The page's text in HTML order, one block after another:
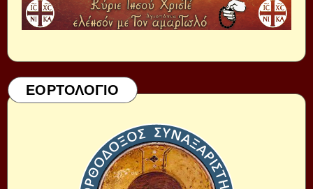
ΕΟΡΤΟΛΟΓΙΟ